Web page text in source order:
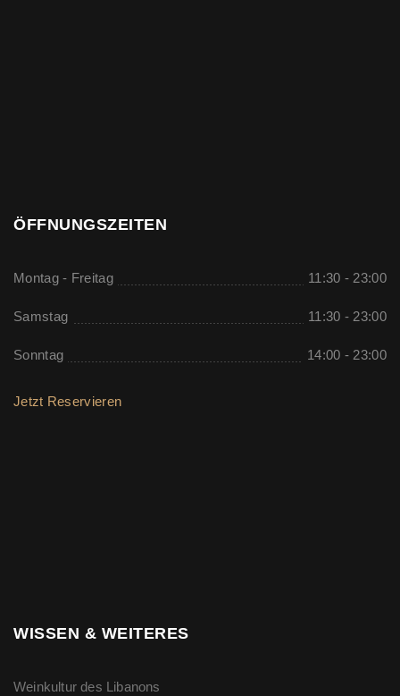
ÖFFNUNGSZEITEN
Montag - Freitag 11:30 - 23:00
Samstag 11:30 - 23:00
Sonntag 14:00 - 23:00
Jetzt Reservieren
WISSEN & WEITERES
Weinkultur des Libanons